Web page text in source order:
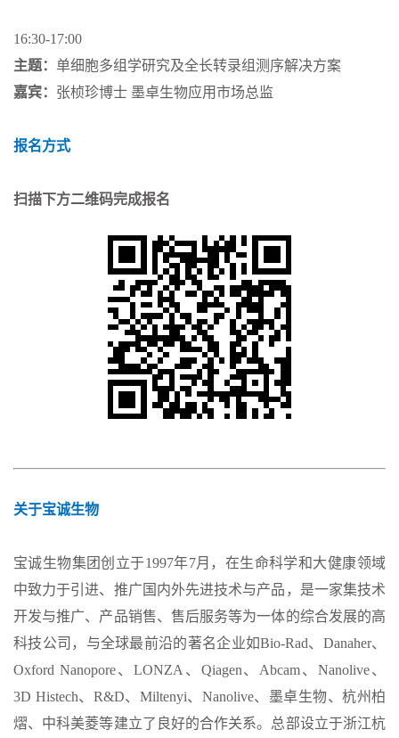
16:30-17:00
主题： 单细胞多组学研究及全长转录组测序解决方案
嘉宾： 张桢珍博士 墨卓生物应用市场总监
报名方式
扫描下方二维码完成报名
关于宝诚生物
宝诚生物集团创立于1997年7月，在生命科学和大健康领域
中致力于引进、推广国内外先进技术与产品，是一家集技术
开发与推广、产品销售、售后服务等为一体的综合发展的高
科技公司，与全球最前沿的著名企业如Bio-Rad、Danaher、
Oxford Nanopore、LONZA、Qiagen、Abcam、Nanolive、
3D Histech、R&D、Miltenyi、Nanolive、墨卓生物、杭州柏
熠、中科美菱等建立了良好的合作关系。总部设立于浙江杭